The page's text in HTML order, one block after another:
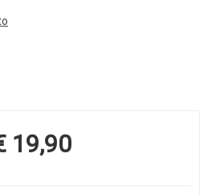
Prezzo
19,90